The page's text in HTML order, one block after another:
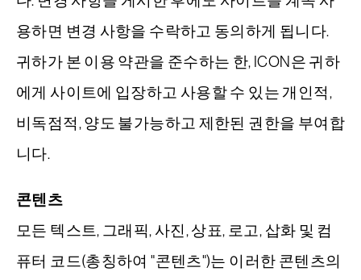
쇼핑 아이콘
자주하는 질문
연락처
이용약관
용하면 변경 사항을 수락하고 동의하게 됩니다.
귀하가 본 이용 약관을 준수하는 한, ICON은 귀하
에게 사이트에 입장하고 사용할 수 있는 개인적,
비독점적, 양도 불가능하고 제한된 권한을 부여합
니다.
콘텐츠
모든 텍스트, 그래픽, 사진, 상표, 로고, 삽화 및 컴
퓨터 코드(총칭하여 "콘텐츠")는 이러한 콘텐츠의